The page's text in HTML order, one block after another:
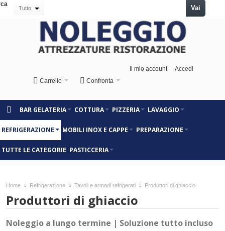
Tutto Vai
Carrello Confronta
Il mio account Accedi
BAR GELATERIA COTTURA PIZZERIA LAVAGGIO
REFRIGERAZIONE MOBILI INOX E CAPPE PREPARAZIONE
TUTTE LE CATEGORIE PASTICCERIA
Home Refrigerazione Tavoli e armadi refrigerati Produttori di ghiaccio
Produttori di ghiaccio
Noleggio a lungo termine | Soluzione tutto incluso